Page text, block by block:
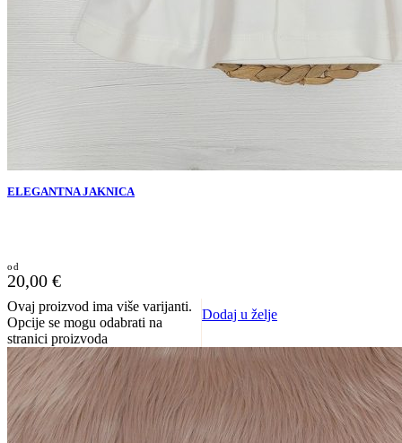
ELEGANTNA JAKNICA
20,00 €
Ovaj proizvod ima više varijanti.
Opcije se mogu odabrati na
stranici proizvoda
Dodaj u želje